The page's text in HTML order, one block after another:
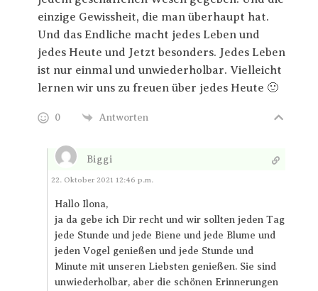
einzige Gewissheit, die man überhaupt hat.
Und das Endliche macht jedes Leben und
jedes Heute und Jetzt besonders. Jedes Leben
ist nur einmal und unwiederholbar. Vielleicht
lernen wir uns zu freuen über jedes Heute 🙂
0 Antworten
Biggi
Antworten
22. Oktober 2021 12:46 p.m.
Hallo Ilona,
ja da gebe ich Dir recht und wir sollten jeden Tag
jede Stunde und jede Biene und jede Blume und
jeden Vogel genießen und jede Stunde und
Minute mit unseren Liebsten genießen. Sie sind
unwiederholbar, aber die schönen Erinnerungen